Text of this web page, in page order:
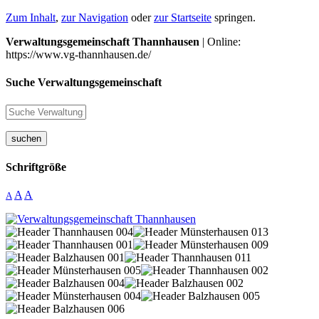
Zum Inhalt, zur Navigation oderzur Startseite springen.
Verwaltungsgemeinschaft Thannhausen | Online:
https://www.vg-thannhausen.de/
Suche Verwaltungsgemeinschaft
suchen
Schriftgröße
A A A